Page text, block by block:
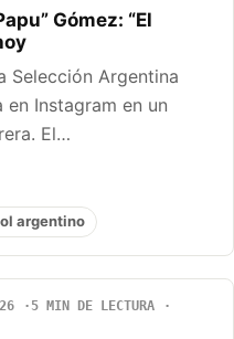
Gómez: “El
Selección Argentina
Instagram en un
El…
argentino
5 MIN DE LECTURA